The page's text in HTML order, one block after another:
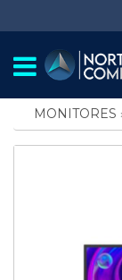
MONITORES ›